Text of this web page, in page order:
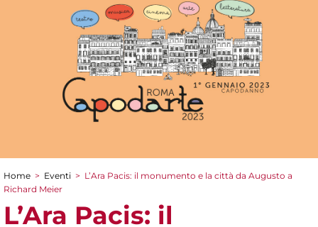
Tu sei qui
Home > Eventi > L’Ara Pacis: il monumento e la città da Augusto a
Richard Meier
L’Ara Pacis: il